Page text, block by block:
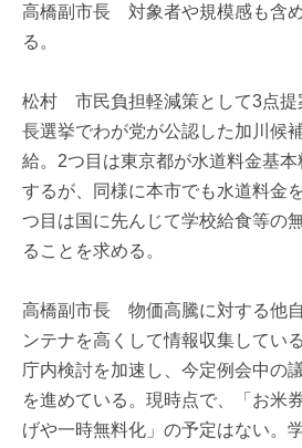
高橋副市長 対象者や規模感も含
る。
松村 市民負担軽減策として3点提
長選挙でわが党が公認した加川候
給。2つ目は東京都が水道料金基
するが、同様に本市でも水道料金
つ目は国に先んじて学校給食等の
ることを求める。
高橋副市長 物価高騰に対する他
ンテナを高くして情報収集してい
庁内検討を加速し、今定例会中の
を進めている。現時点で、「お米
げや一時無料化」の予定はない。